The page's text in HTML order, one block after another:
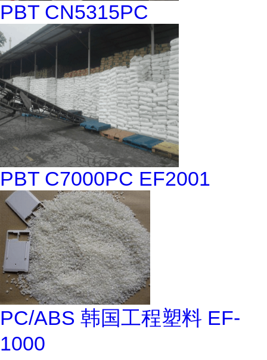
PBT CN5315PC
PBT C7000PC EF2001
PC/ABS 韩国工程塑料 EF-
1000